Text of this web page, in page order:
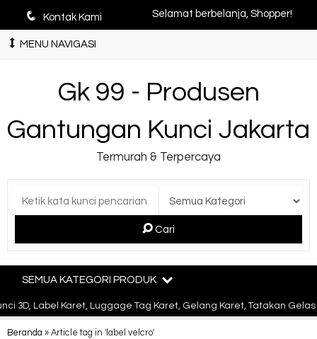
q Kontak Kami Selamat berbelanja, Shopper!
MENU NAVIGASI
Gk 99 - Produsen
Gantungan Kunci Jakarta
Termurah & Terpercaya
Cari
SEMUA KATEGORI PRODUK
3D, Label Karet, Luggage Tag Karet, Gelang Karet, Tatakan
Beranda » Article tag in 'label velcro'